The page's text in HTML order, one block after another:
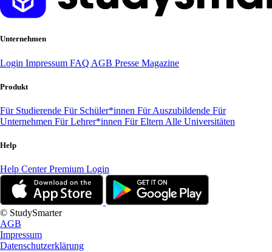
Unternehmen
Login Impressum FAQ AGB Presse Magazine
Produkt
Für Studierende Für Schüler*innen Für Auszubildende Für
Unternehmen Für Lehrer*innen Für Eltern Alle Universitäten
Help
Help CenterPremium Login
© StudySmarter
AGB
Impressum
Datenschutzerklärung